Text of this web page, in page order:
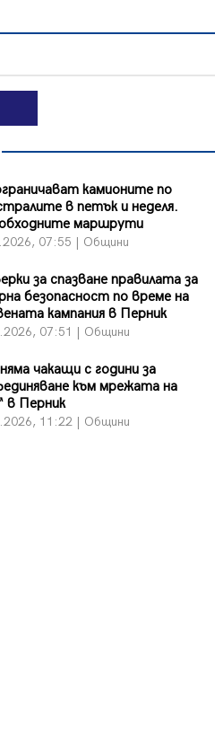
камионите по
в петък и неделя.
маршрути
07:55 | Общини
за спазване правилата за
безопасност по време на
кампания в Перник
07:51 | Общини
чакащи с години за
към мрежата на
в Перник
11:22 | Общини